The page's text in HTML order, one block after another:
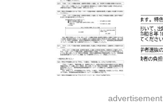
advertisement